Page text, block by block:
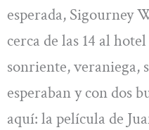
esperada, Sigourney
cerca de las 14 al
sonriente, veraniega,
esperaban y con dos
aquí: la película de